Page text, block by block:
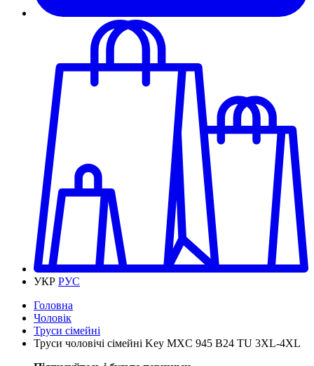
УКР РУС
Головна
Чоловік
Труси сімейні
Труси чоловічі сімейні Key MXC 945 В24 TU 3XL-4XL